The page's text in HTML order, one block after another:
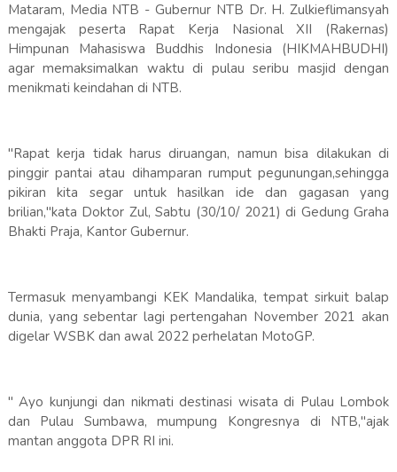
Mataram, Media NTB - Gubernur NTB Dr. H. Zulkieflimansyah
mengajak peserta Rapat Kerja Nasional XII (Rakernas)
Himpunan Mahasiswa Buddhis Indonesia (HIKMAHBUDHI)
agar memaksimalkan waktu di pulau seribu masjid dengan
menikmati keindahan di NTB.
"Rapat kerja tidak harus diruangan, namun bisa dilakukan di
pinggir pantai atau dihamparan rumput pegunungan,sehingga
pikiran kita segar untuk hasilkan ide dan gagasan yang
brilian,"kata Doktor Zul, Sabtu (30/10/ 2021) di Gedung Graha
Bhakti Praja, Kantor Gubernur.
Termasuk menyambangi KEK Mandalika, tempat sirkuit balap
dunia, yang sebentar lagi pertengahan November 2021 akan
digelar WSBK dan awal 2022 perhelatan MotoGP.
" Ayo kunjungi dan nikmati destinasi wisata di Pulau Lombok
dan Pulau Sumbawa, mumpung Kongresnya di NTB,"ajak
mantan anggota DPR RI ini.